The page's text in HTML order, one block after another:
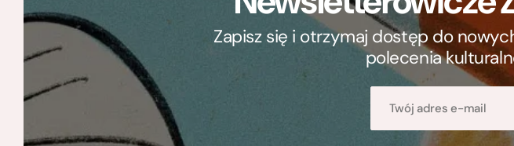
Zapisz się i otrzymaj dostęp do
polecenia